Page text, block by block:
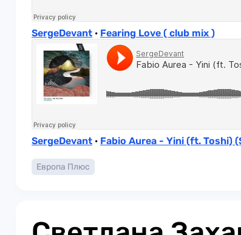
SergeDevant · Fearing Love ( club mix )
SergeDevant · Fabio Aurea - Yini (ft. Toshi)
Европа Плюс